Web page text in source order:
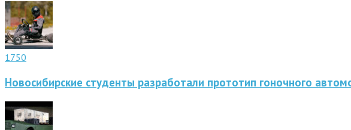
1750
Новосибирские студенты разработали прототип гоночного